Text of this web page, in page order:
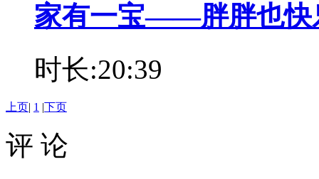
家有一宝——胖胖也快
时长:20:39
上页| 1 |下页
评 论